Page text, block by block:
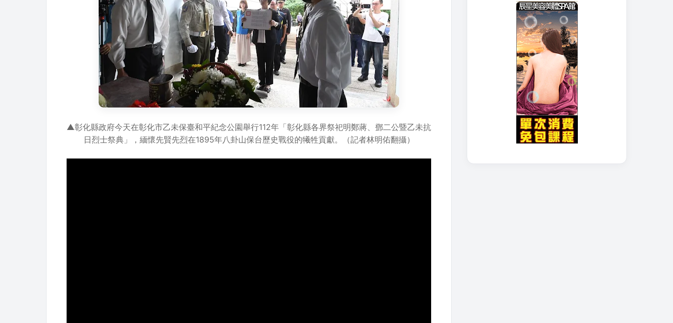
▲彰化縣政府今天在彰化市乙未保臺和平紀念公園舉行112年「彰化縣各界祭祀明鄭蔣、鄧二公暨乙未抗
日烈士祭典」，緬懷先賢先烈在1895年八卦山保台歷史戰役的犧牲貢獻。（記者林明佑翻攝）